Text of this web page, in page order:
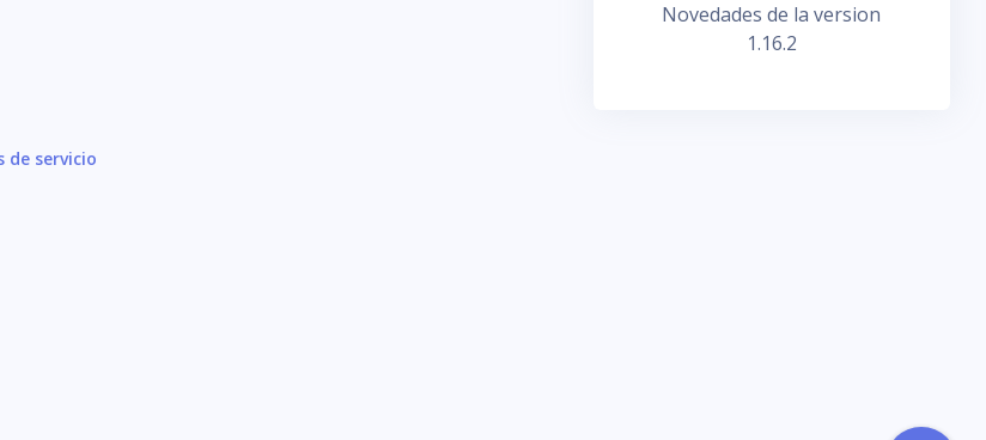
Novedades de la version
1.16.2
de servicio